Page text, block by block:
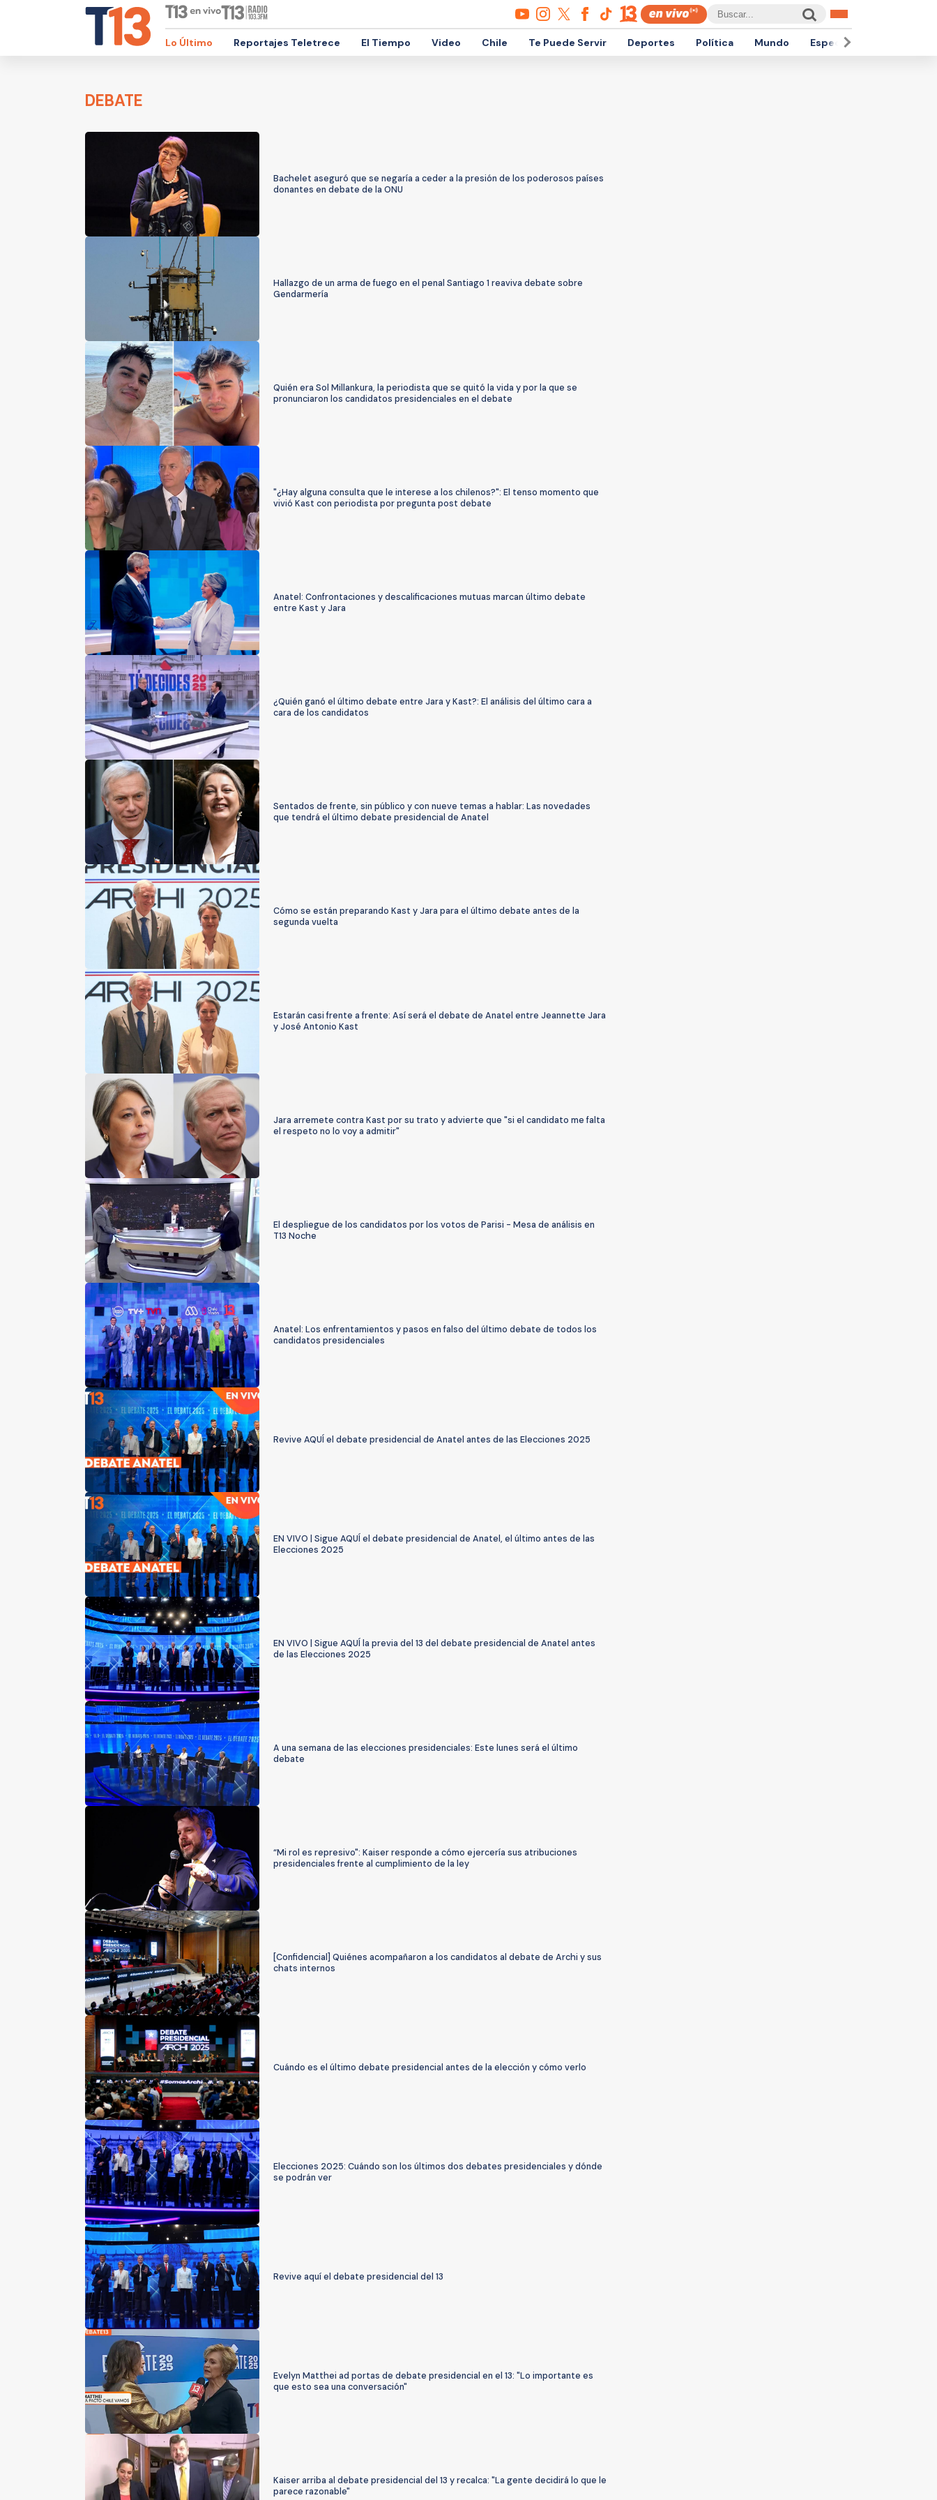
Lo Último Reportajes Teletrece El Tiempo Video Chile Te Puede Servir Deportes Política Mundo Espectáculos
DEBATE
Bachelet aseguró que se negaría a ceder a la presión de los poderosos países
donantes en debate de la ONU
Hallazgo de un arma de fuego en el penal Santiago 1 reaviva debate sobre
Gendarmería
Quién era Sol Millankura, la periodista que se quitó la vida y por la que se
pronunciaron los candidatos presidenciales en el debate
"¿Hay alguna consulta que le interese a los chilenos?": El tenso momento que
vivió Kast con periodista por pregunta post debate
Anatel: Confrontaciones y descalificaciones mutuas marcan último debate
entre Kast y Jara
¿Quién ganó el último debate entre Jara y Kast?: El análisis del último cara a
cara de los candidatos
Sentados de frente, sin público y con nueve temas a hablar: Las novedades
que tendrá el último debate presidencial de Anatel
Cómo se están preparando Kast y Jara para el último debate antes de la
segunda vuelta
Estarán casi frente a frente: Así será el debate de Anatel entre Jeannette Jara
y José Antonio Kast
Jara arremete contra Kast por su trato y advierte que "si el candidato me falta
el respeto no lo voy a admitir"
El despliegue de los candidatos por los votos de Parisi - Mesa de análisis en
T13 Noche
Anatel: Los enfrentamientos y pasos en falso del último debate de todos los
candidatos presidenciales
Revive AQUÍ el debate presidencial de Anatel antes de las Elecciones 2025
EN VIVO | Sigue AQUÍ el debate presidencial de Anatel, el último antes de las
Elecciones 2025
EN VIVO | Sigue AQUÍ la previa del 13 del debate presidencial de Anatel antes
de las Elecciones 2025
A una semana de las elecciones presidenciales: Este lunes será el último
debate
“Mi rol es represivo": Kaiser responde a cómo ejercería sus atribuciones
presidenciales frente al cumplimiento de la ley
[Confidencial] Quiénes acompañaron a los candidatos al debate de Archi y sus
chats internos
Cuándo es el último debate presidencial antes de la elección y cómo verlo
Elecciones 2025: Cuándo son los últimos dos debates presidenciales y dónde
se podrán ver
Revive aquí el debate presidencial del 13
Evelyn Matthei ad portas de debate presidencial en el 13: "Lo importante es
que esto sea una conversación"
Kaiser arriba al debate presidencial del 13 y recalca: "La gente decidirá lo que le
parece razonable"